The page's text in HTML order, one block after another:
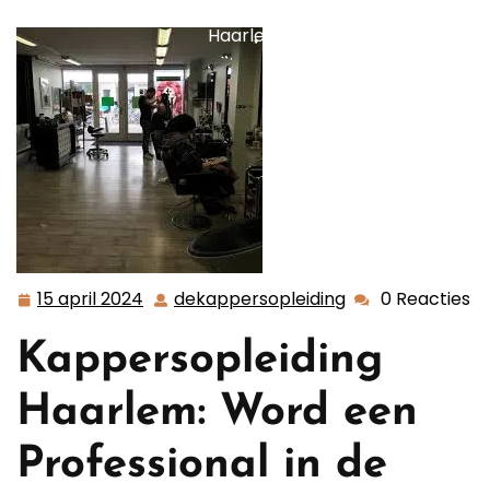
Haarlem
15 april 2024 15
2024
dekappersopleiding 0 Reacties
Kappersopleiding
Haarlem: Word een
Professional in de